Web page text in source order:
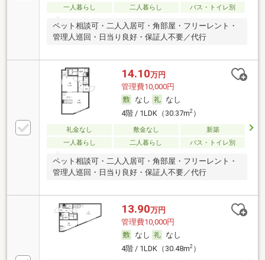
一人暮らし
二人暮らし バス・トイレ別
ペット相談可・二人入居可・角部屋・フリーレント・
管理人巡回・日当り良好・保証人不要／代行
14.10万円
管理費10,000円
なし
なし
4階 / 1LDK（30.37m2）
礼金なし 敷金なし
新築
一人暮らし
二人暮らし バス・トイレ別
ペット相談可・二人入居可・角部屋・フリーレント・
管理人巡回・日当り良好・保証人不要／代行
13.90万円
管理費10,000円
なし
なし
4階 / 1LDK（30.48m2）